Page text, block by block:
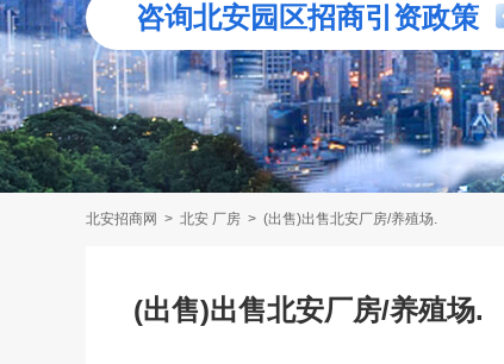
咨询北安园区招商引资政策
北安招商网 > 北安 厂房 > (出售)出售北安厂房/养殖场.
(出售)出售北安厂房/养殖场.